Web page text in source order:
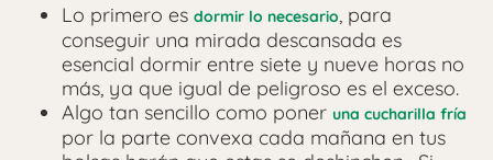
Lo primero es dormir lo necesario, para
conseguir una mirada descansada es
esencial dormir entre siete y nueve horas no
más, ya que igual de peligroso es el exceso.
Algo tan sencillo como poner una cucharilla fría
por la parte convexa cada mañana en tus